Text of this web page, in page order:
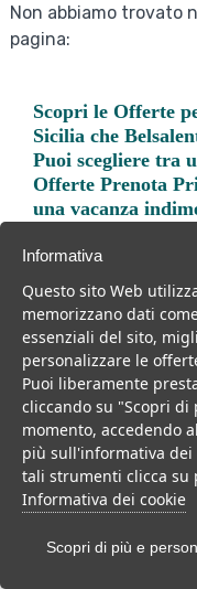
Non abbiamo trovato
pagina:
Scopri leOfferte
Sicilia che
Puoi scegliere tra
Offerte Prenota
una vacanza
Trova la
Noi di belsalento.it
migliori servizi, le
Informativa
Questo sito Web
memorizzano dati
essenziali del sito,
personalizzare le
Puoi liberamente
cliccando su "Scopri
momento, accedendo
più sull'informativa dei
tali strumenti clicca su
Informativa dei cookie
Scopri di più e